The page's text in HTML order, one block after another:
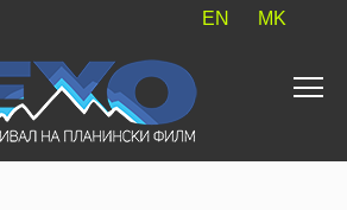
EN MK